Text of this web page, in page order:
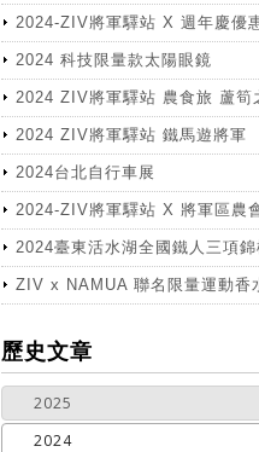
2024-ZIV將軍驛站 X 週年慶優
2024 科技限量款太陽眼鏡
2024 ZIV將軍驛站 農食旅 蘆筍
2024 ZIV將軍驛站 鐵馬遊將軍
2024台北自行車展
2024-ZIV將軍驛站 X 將軍區農
2024臺東活水湖全國鐵人三項錦
ZIV x NAMUA 聯名限量運動香
more
歷史文章
2025
2024